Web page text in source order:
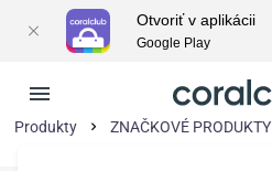
Produkty ZNAČKOVÉ PRODUKTY
Otvoriť v aplikácii
Google Play